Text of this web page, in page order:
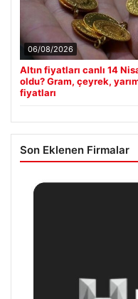
06/08/2026
Altın fiyatları canlı 14
oldu? Gram, çeyrek,
fiyatları
Son Eklenen Firmalar